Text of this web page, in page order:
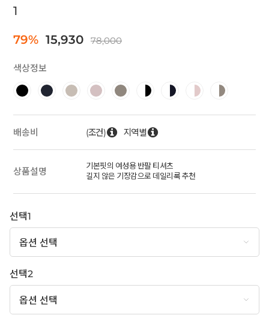
1
79% 15,930 78,000
색상정보
배송비 (조건) 지역별
상품설명
기본핏의 여성용 반팔 티셔츠
길지 않은 기장감으로 데일리룩 추천
선택1
선택2